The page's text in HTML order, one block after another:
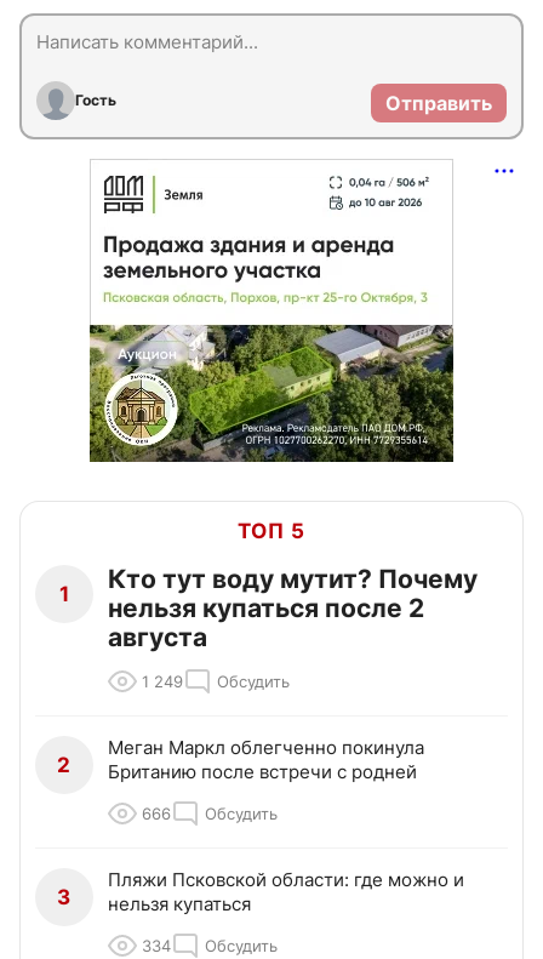
Гость Отправить
ТОП 5
1
Кто тут воду мутит? Почему
нельзя купаться после 2
августа
1 249 Обсудить
2
Меган Маркл облегченно покинула
Британию после встречи с родней
666 Обсудить
3
Пляжи Псковской области: где можно и
нельзя купаться
334 Обсудить